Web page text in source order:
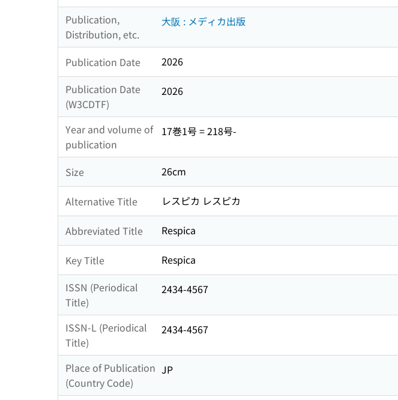
Publication,
Distribution, etc.
大阪 : メディカ出版
Publication Date
2026
Publication Date
(W3CDTF)
2026
Year and volume of
publication
17巻1号 = 218号-
Size 26cm
Alternative Title レスピカ レスピカ
Abbreviated Title Respica
Key Title
Respica
ISSN (Periodical
Title)
2434-4567
ISSN-L (Periodical
Title)
2434-4567
Place of Publication
(Country Code)
JP